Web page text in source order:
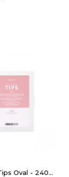
Oval - 240...